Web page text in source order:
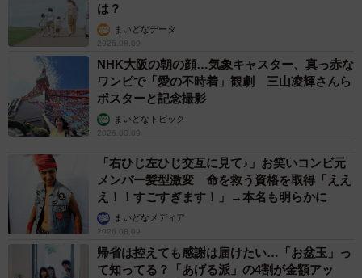
は？
まいどなデータ
2026.08.09
NHK大阪の朝の顔…気象キャスター、真っ赤な
ワンピで「愛の不時着」観劇 三山凌輝さんら
ポスターと記念撮影
まいどなトピック
2026.08.09
「右ひじ左ひじ交互に見て♪」お笑いコンビ元
メンバー髪型激変 命を救う資格を取得「ええ
え！！すごすぎます！」→本名も明らかに
まいどなメディア
2026.08.09
帰省は控えても感謝は届けたい…「お盆玉」っ
て知ってる？「あげる派」の4割が金額アッ